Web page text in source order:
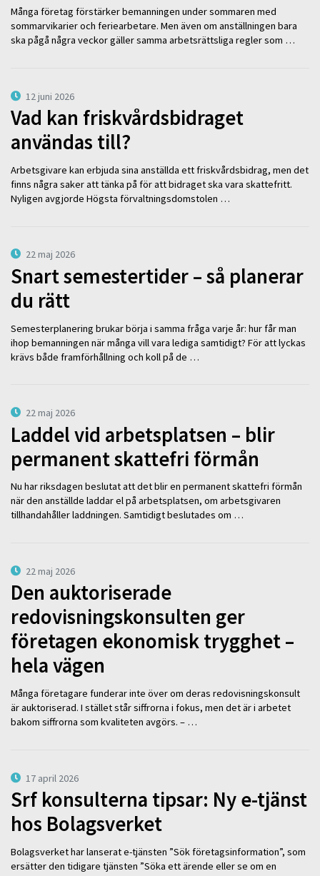
Många företag förstärker bemanningen under sommaren med
sommarvikarier och feriearbetare. Men även om anställningen bara
ska pågå några veckor gäller samma arbetsrättsliga regler som …
12 juni 2026
Vad kan friskvårdsbidraget
användas till?
Arbetsgivare kan erbjuda sina anställda ett friskvårdsbidrag, men det
finns några saker att tänka på för att bidraget ska vara skattefritt.
Nyligen avgjorde Högsta förvaltningsdomstolen …
22 maj 2026
Snart semestertider – så planerar
du rätt
Semesterplanering brukar börja i samma fråga varje år: hur får man
ihop bemanningen när många vill vara lediga samtidigt? För att lyckas
krävs både framförhållning och koll på de …
22 maj 2026
Laddel vid arbetsplatsen – blir
permanent skattefri förmån
Nu har riksdagen beslutat att det blir en permanent skattefri förmån
när den anställde laddar el på arbetsplatsen, om arbetsgivaren
tillhandahåller laddningen. Samtidigt beslutades om …
22 maj 2026
Den auktoriserade
redovisningskonsulten ger
företagen ekonomisk trygghet –
hela vägen
Många företagare funderar inte över om deras redovisningskonsult
är auktoriserad. I stället står siffrorna i fokus, men det är i arbetet
bakom siffrorna som kvaliteten avgörs. – …
17 april 2026
Srf konsulterna tipsar: Ny e-tjänst
hos Bolagsverket
Bolagsverket har lanserat e-tjänsten ”Sök företagsinformation”, som
ersätter den tidigare tjänsten ”Söka ett ärende eller se om en